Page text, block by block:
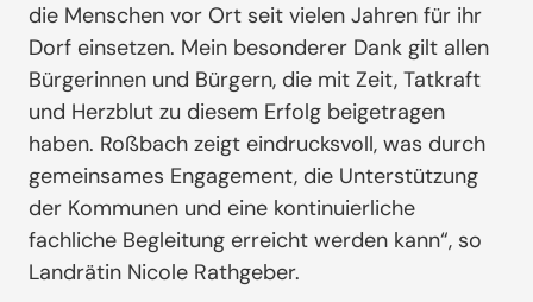
die Menschen vor Ort seit vielen Jahren für ihr
Dorf einsetzen. Mein besonderer Dank gilt allen
Bürgerinnen und Bürgern, die mit Zeit, Tatkraft
und Herzblut zu diesem Erfolg beigetragen
haben. Roßbach zeigt eindrucksvoll, was durch
gemeinsames Engagement, die Unterstützung
der Kommunen und eine kontinuierliche
fachliche Begleitung erreicht werden kann“, so
Landrätin Nicole Rathgeber.